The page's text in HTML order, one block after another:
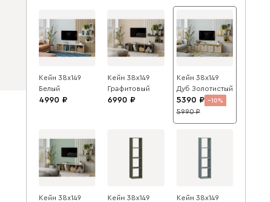
Кейн 38x149
Белый
4990
Кейн 38x149
Графитовый
6990
Кейн 38x149
Дуб Золотистый
5390 10
5990
Кейн 38x149
Кейн 38x149
Кейн 38x149